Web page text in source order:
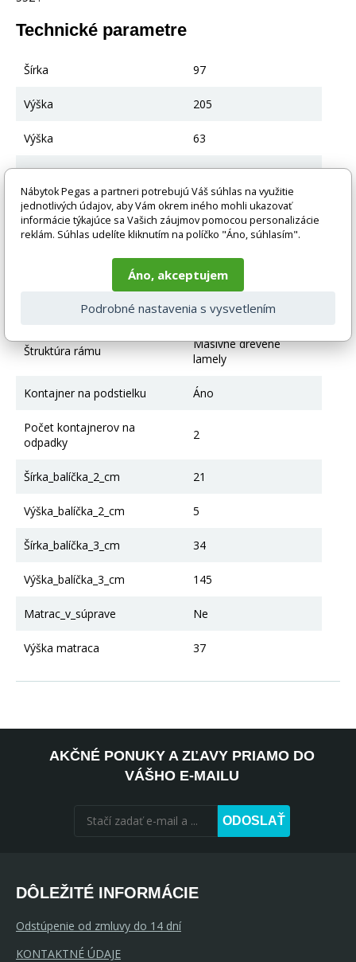
Technické parametre
Šírka 97
Výška 205
Výška 63
Farba Buk
Hlavná farba Buk
Materiál Borovicové drevo
Plocha na spanie cm 200x90
Vrátane rámu Áno
Štruktúra rámu
Masívne drevené
lamely
Kontajner na podstielku Áno
Počet kontajnerov na
odpadky
2
Šírka_balíčka_2_cm 21
Výška_balíčka_2_cm 5
Šírka_balíčka_3_cm 34
Výška_balíčka_3_cm 145
Matrac_v_súprave Ne
Výška matraca 37
AKČNÉ PONUKY A ZĽAVY PRIAMO DO
VÁŠHO E-MAILU
ODOSLAŤ
DÔLEŽITÉ INFORMÁCIE
Odstúpenie od zmluvy do 14 dní
KONTAKTNÉ ÚDAJE
Nábytok Pegas a partneri potrebujú Váš súhlas na využitie
jednotlivých údajov, aby Vám okrem iného mohli ukazovať
informácie týkajúce sa Vašich záujmov pomocou personalizácie
reklám. Súhlas udelíte kliknutím na políčko "Áno, súhlasím".
Áno, akceptujem
Podrobné nastavenia s vysvetlením